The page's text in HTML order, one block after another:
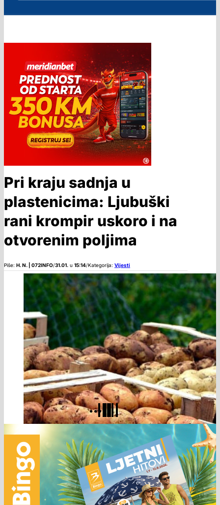
Pri kraju sadnja u
plastenicima: Ljubuški
rani krompir uskoro i na
otvorenim poljima
Piše: H. N. | 072INFO/31.01. u 15:14/Kategorija: Vijesti